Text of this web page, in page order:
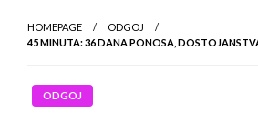
HOMEPAGE
ODGOJ
45 MINUTA: 36 DANA PONOSA,
ODGOJ